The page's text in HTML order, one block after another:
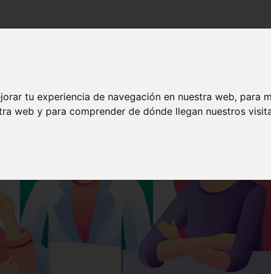
tu experiencia de navegación en nuestra web, para
web y para comprender de dónde llegan nuestros